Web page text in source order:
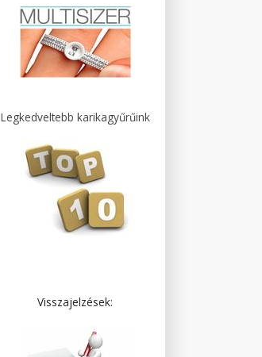
Legkedveltebb karikagyűrűink
Visszajelzések: